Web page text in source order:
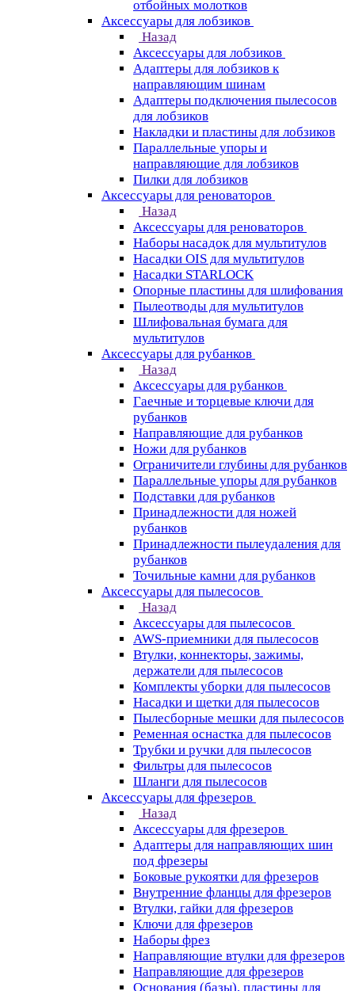
отбойных молотков
Аксессуары для лобзиков
Назад
Аксессуары для лобзиков
Адаптеры для лобзиков к
направляющим шинам
Адаптеры подключения пылесосов
для лобзиков
Накладки и пластины для лобзиков
Параллельные упоры и
направляющие для лобзиков
Пилки для лобзиков
Аксессуары для реноваторов
Назад
Аксессуары для реноваторов
Наборы насадок для мультитулов
Насадки OIS для мультитулов
Насадки STARLOCK
Опорные пластины для шлифования
Пылеотводы для мультитулов
Шлифовальная бумага для
мультитулов
Аксессуары для рубанков
Назад
Аксессуары для рубанков
Гаечные и торцевые ключи для
рубанков
Направляющие для рубанков
Ножи для рубанков
Ограничители глубины для рубанков
Параллельные упоры для рубанков
Подставки для рубанков
Принадлежности для ножей
рубанков
Принадлежности пылеудаления для
рубанков
Точильные камни для рубанков
Аксессуары для пылесосов
Назад
Аксессуары для пылесосов
AWS-приемники для пылесосов
Втулки, коннекторы, зажимы,
держатели для пылесосов
Комплекты уборки для пылесосов
Насадки и щетки для пылесосов
Пылесборные мешки для пылесосов
Ременная оснастка для пылесосов
Трубки и ручки для пылесосов
Фильтры для пылесосов
Шланги для пылесосов
Аксессуары для фрезеров
Назад
Аксессуары для фрезеров
Адаптеры для направляющих шин
под фрезеры
Боковые рукоятки для фрезеров
Внутренние фланцы для фрезеров
Втулки, гайки для фрезеров
Ключи для фрезеров
Наборы фрез
Направляющие втулки для фрезеров
Направляющие для фрезеров
Основания (базы), пластины для